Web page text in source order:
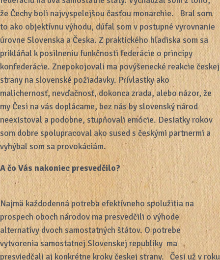
že Čechy boli najvyspelejšou časťou monarchie. Bral som
to ako objektívnu výhodu, dúfal som v postupné vyrovnanie
úrovne Slovenska a Česka. Z praktického hľadiska som sa
prikláňal k posilneniu funkčnosti federácie o princípy
konfederácie. Znepokojovali ma povýšenecké reakcie českej
strany na slovenské požiadavky. Prívlastky ako
malichernosť, nevďačnosť, dokonca zrada, alebo názor, že
my Česi na vás doplácame, bez nás by slovenský národ
neexistoval a podobne, stupňovali emócie. Desiatky rokov
som dobre spolupracoval ako sused s českými partnermi a
vyhýbal som sa provokáciám.
A čo Vás nakoniec presvedčilo?
Najmä každodenná potreba efektívneho spolužitia na
prospech oboch národov ma presvedčili o výhode
alternatívy dvoch samostatných štátov. O potrebe
vytvorenia samostatnej Slovenskej republiky ma
presviedčali aj konkrétne kroky českej strany. Česi už v roku